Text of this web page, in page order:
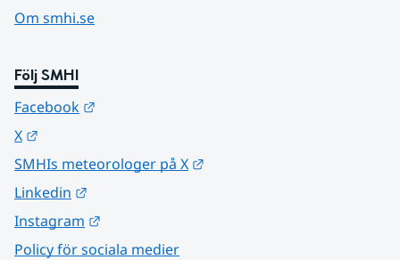
Om smhi.se
Följ SMHI
Facebook
X
SMHIs meteorologer på X
Linkedin
Instagram
Policy för sociala medier